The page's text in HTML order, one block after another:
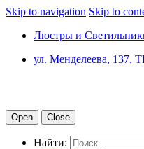
Skip to navigation Skip to
Люстры и
ул. Менделеева, 137,
Open Close
Найти: